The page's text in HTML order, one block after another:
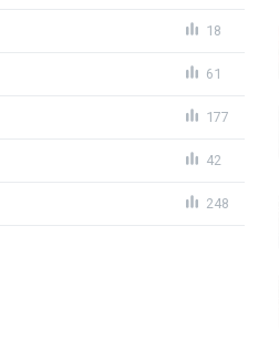
18
61
177
42
248